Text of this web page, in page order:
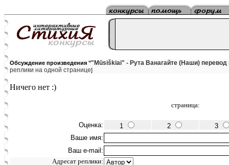
Обсуждение произведения ""Mūsiškiai" - Рута Ванагайте (Наши) перевод
реплики на одной странице]
Ничего нет :)
страница:
Оценка: 1 2
3
Ваше имя:
Ваш e-mail:
Адресат реплики: